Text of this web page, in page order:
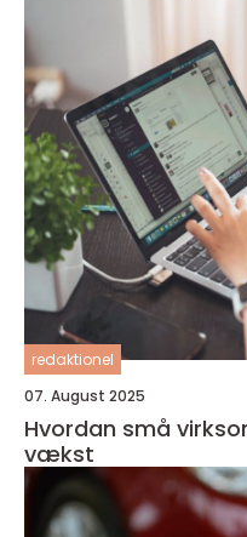
redaktionel
07. August 2025
Hvordan små
vækst